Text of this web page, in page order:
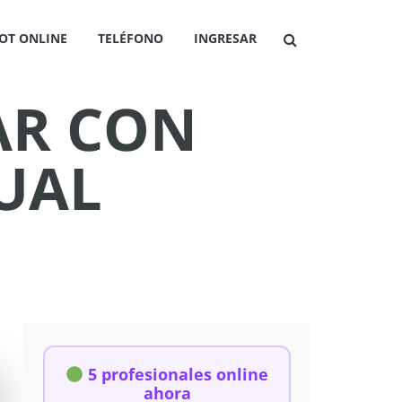
ONLINE TELÉFONO INGRESAR
CON
5 profesionales online
ahora